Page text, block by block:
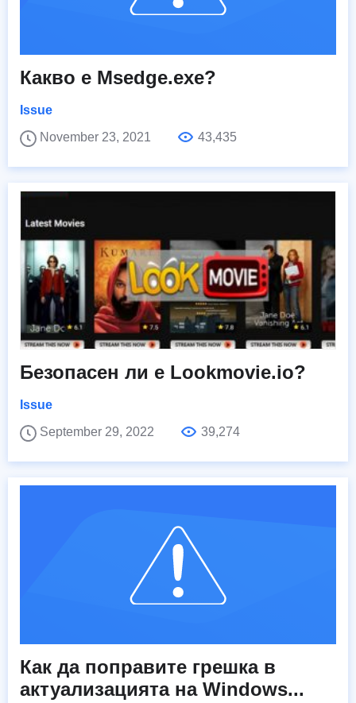
Какво е Msedge.exe?
Issue
November 23, 2021
43,435
Безопасен ли е Lookmovie.io?
Issue
September 29, 2022
39,274
Как да поправите грешка в
актуализацията на Windows...